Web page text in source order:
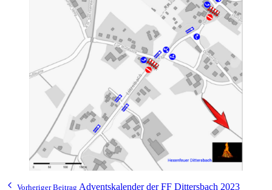
Vorheriger Beitrag Adventskalender der FF Dittersbach 2023